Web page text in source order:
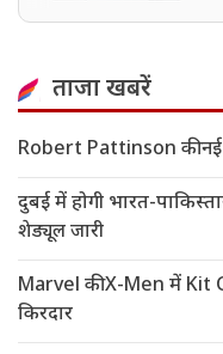
ताजा खबरें
Robert Pattinson की नई
दुबई में होगी भारत-
शेड्यूल जारी
Marvel की X-Men में Kit
किरदार